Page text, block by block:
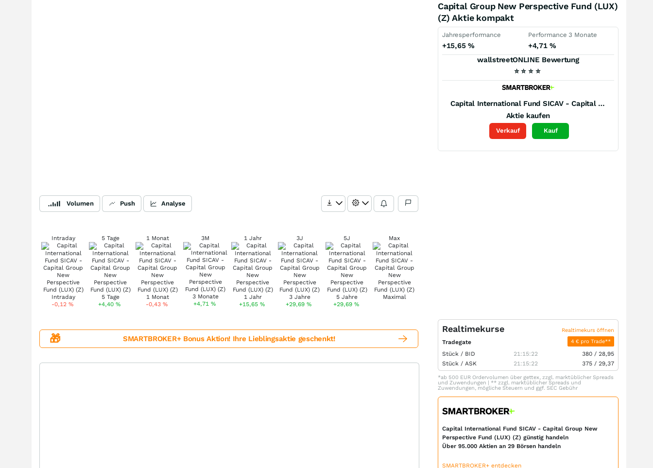
Volumen Push Analyse
Intraday
-0,12 %
5 Tage
+4,40%
1 Monat
-0,43 %
3M
+4,71 %
1 Jahr
+15,65 %
3J
+29,69%
5J
+29,69 %
Max
Capital Group New Perspective Fund (LUX)
(Z) Aktie kompakt
Jahresperformance
+15,65 %
Performance 3 Monate
+4,71%
wallstreetONLINE Bewertung
⭐ ⭐ ⭐ ⭐
Capital International Fund SICAV - Capital Group New Perspective Fund (LUX) (Z)
Aktie kaufen
Verkauf Kauf
🎁 SMARTBROKER+ Bonus Aktion! Ihre Lieblingsaktie geschenkt!
Realtimekurse Realtimekurs öffnen
Tradegate 4 € pro Trade**
Stück / BID 21:15:22 380 / 28,95
Stück / ASK 21:15:22 375 / 29,37
*ab 500 EUR Ordervolumen über gettex, zzgl. marktüblicher Spreads
und Zuwendungen | ** zzgl. marktüblicher Spreads und
Zuwendungen, mögliche Steuern und ggf. SEC Gebühr
Capital International Fund SICAV - Capital Group New
Perspective Fund (LUX) (Z) günstig handeln
Über 95.000 Aktien an 29 Börsen handeln
SMARTBROKER+ entdecken